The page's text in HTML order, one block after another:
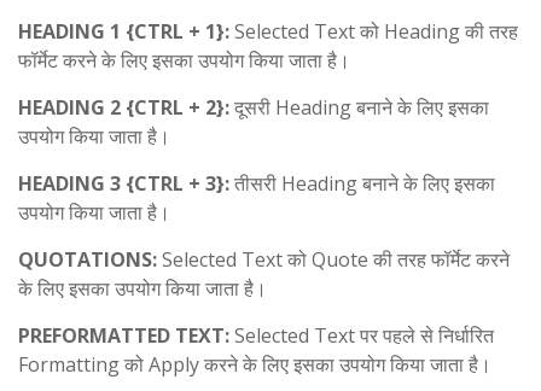
HEADING 1 {CTRL + 1}:Selected Text को Heading की तरह
फॉर्मेट करने के लिए इसका उपयोग किया जाता है।
HEADING 2 {CTRL + 2}:दूसरी Heading बनाने के लिए इसका
उपयोग किया जाता है।
HEADING 3 {CTRL + 3}:तीसरी Heading बनाने के लिए इसका
उपयोग किया जाता है।
QUOTATIONS:Selected Text को Quote की तरह फॉर्मेट करने
के लिए इसका उपयोग किया जाता है।
PREFORMATTED TEXT:Selected Text पर पहले से निर्धारित
Formatting को Apply करने के लिए इसका उपयोग किया जाता है।